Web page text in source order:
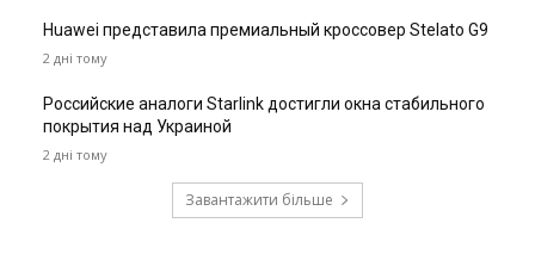
Huawei представила премиальный кроссовер Stelato G9
2 дні тому
Российские аналоги Starlink достигли окна стабильного
покрытия над Украиной
2 дні тому
Завантажити більше